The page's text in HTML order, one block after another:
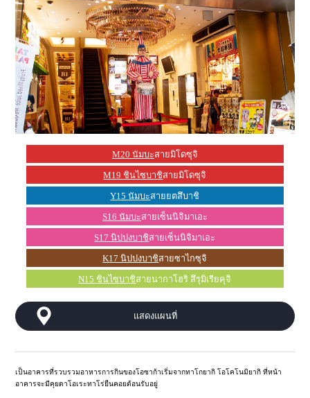
M20 นัมบะสายมิโดซุจิ
M19 ชินไซบาชิสายมิโดซุจิ
Y15 นัมบะสายยตสึบาชิ
S16 นัมบะสายเซ็นนิจิมาเอะ
S17 นิปปงบาชิสายเซ็นนิจิมาเอะ
K17 นิปปงบาชิสายซาไกซุจิ
N15 ชินไซบาชิสายนากาโฮริ สึรุมิเรียคุจิ
แสดงแผนที่
เป็นอาคารที่รวบรวมอาหารการกินของโอซาก้าเริ่มจากทาโกยากิ โอโคโนมิยากิ ที่หน้า
อาคารจะมีคุยดาโอเระทาโร่ยืนคอยต้อนรับอยู่